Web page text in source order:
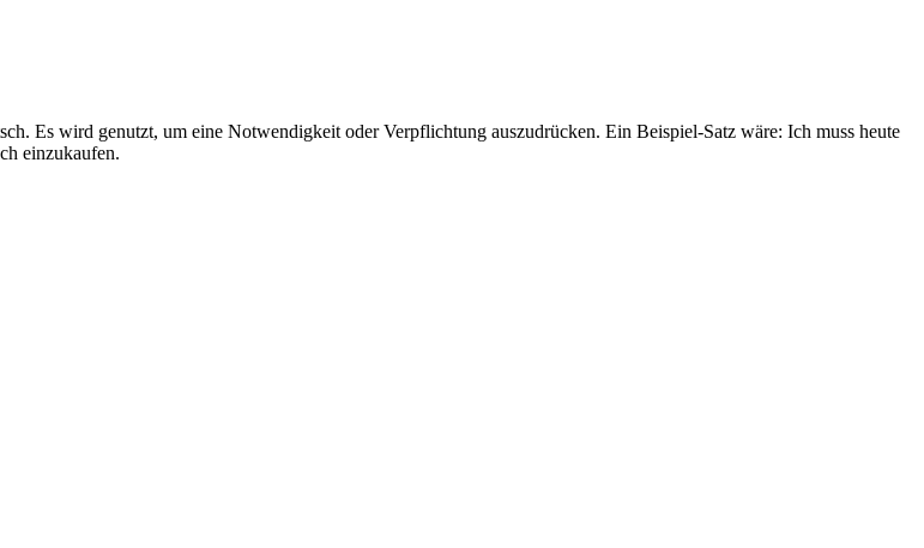
Es wird genutzt, um eine Notwendigkeit oder Verpflichtung auszudrücken. Ein Beispiel-Satz wäre: Ich muss heute
einzukaufen.